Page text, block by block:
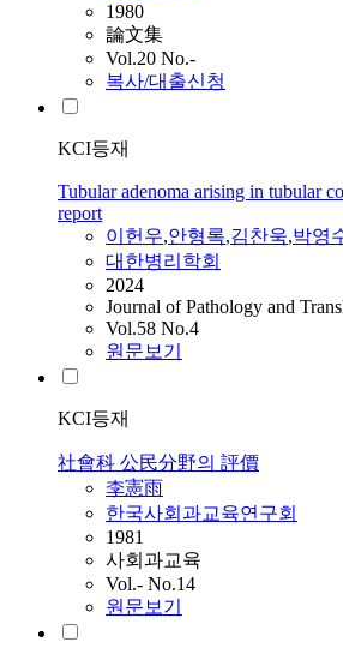
1980
論文集
Vol.20 No.-
복사/대출신청
KCI등재
Tubular adenoma arising in tubular
report
이헌우,안형록,김찬욱,박영
대한병리학회
2024
Journal of Pathology and
Vol.58 No.4
원문보기
KCI등재
社會科 公民分野의 評價
李憲雨
한국사회과교육연구회
1981
사회과교육
Vol.- No.14
원문보기